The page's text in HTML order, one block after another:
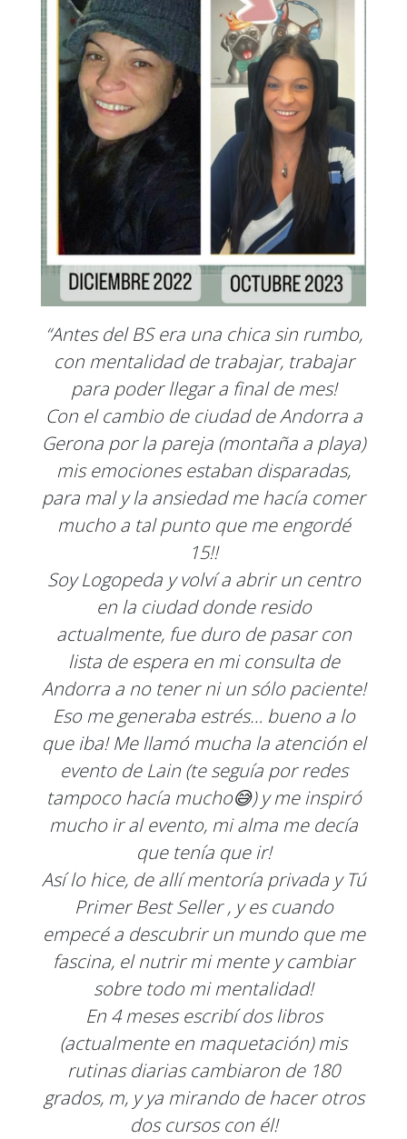
“Antes del BS era una chica sin rumbo,
con mentalidad de trabajar, trabajar
para poder llegar a final de mes!
Con el cambio de ciudad de Andorra a
Gerona por la pareja (montaña a playa)
mis emociones estaban disparadas,
para mal y la ansiedad me hacía comer
mucho a tal punto que me engordé
15!!
Soy Logopeda y volví a abrir un centro
en la ciudad donde resido
actualmente, fue duro de pasar con
lista de espera en mi consulta de
Andorra a no tener ni un sólo paciente!
Eso me generaba estrés… bueno a lo
que iba! Me llamó mucha la atención el
evento de Lain (te seguía por redes
tampoco hacía mucho😅) y me inspiró
mucho ir al evento, mi alma me decía
que tenía que ir!
Así lo hice, de allí mentoría privada y Tú
Primer Best Seller , y es cuando
empecé a descubrir un mundo que me
fascina, el nutrir mi mente y cambiar
sobre todo mi mentalidad!
En 4 meses escribí dos libros
(actualmente en maquetación) mis
rutinas diarias cambiaron de 180
grados, m, y ya mirando de hacer otros
dos cursos con él!